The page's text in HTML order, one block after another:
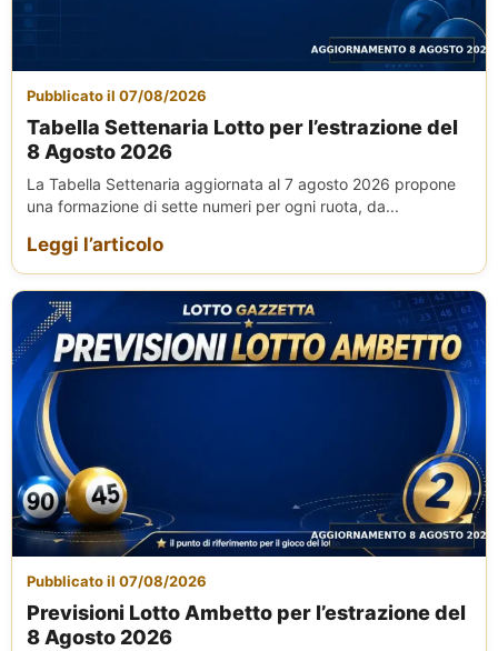
Pubblicato il 07/08/2026
Tabella Settenaria Lotto per l’estrazione del
8 Agosto 2026
La Tabella Settenaria aggiornata al 7 agosto 2026 propone
una formazione di sette numeri per ogni ruota, da...
Leggi l’articolo
Pubblicato il 07/08/2026
Previsioni Lotto Ambetto per l’estrazione del
8 Agosto 2026